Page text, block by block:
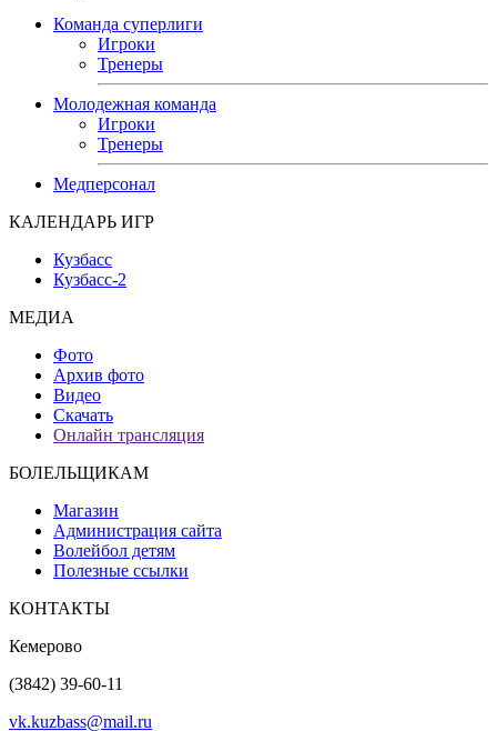
Команда суперлиги
Игроки
Тренеры
Молодежная команда
Игроки
Тренеры
Медперсонал
КАЛЕНДАРЬ ИГР
Кузбасс
Кузбасс-2
МЕДИА
Фото
Архив фото
Видео
Скачать
Онлайн трансляция
БОЛЕЛЬЩИКАМ
Магазин
Администрация сайта
Волейбол детям
Полезные ссылки
КОНТАКТЫ
Кемерово
(3842) 39-60-11
vk.kuzbass@mail.ru